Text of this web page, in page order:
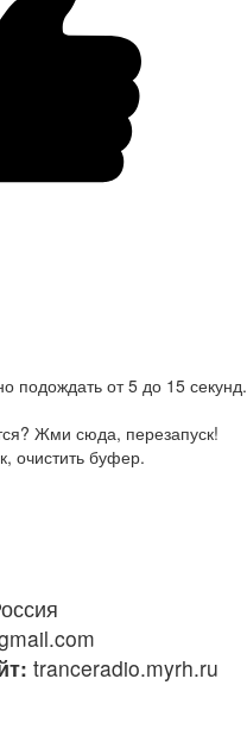
подождать от 5 до 15 секунд.
Жми сюда, перезапуск!
очистить буфер.
tranceradio.myrh.ru